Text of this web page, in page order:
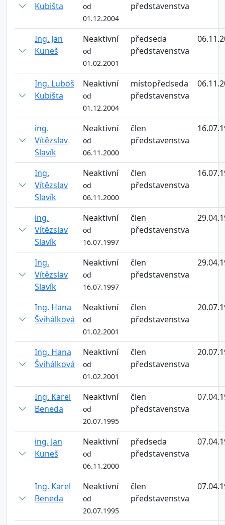
Kubišta
od
01.12.2004
představenstva
Ing. Jan
Kuneš
Neaktivní
od
01.02.2001
předseda
představenstva
Ing. Luboš
Kubišta
Neaktivní
od
01.12.2004
místopředseda
představenstva
ing.
Vítězslav
Slavík
Neaktivní
od
06.11.2000
člen
představenstva
Ing.
Vítězslav
Slavík
Neaktivní
od
06.11.2000
člen
představenstva
ing.
Vítězslav
Slavík
Neaktivní
od
16.07.1997
člen
představenstva
Ing.
Vítězslav
Slavík
Neaktivní
od
16.07.1997
člen
představenstva
Ing. Hana
Švihálková
Neaktivní
od
01.02.2001
člen
představenstva
Ing. Hana
Švihálková
Neaktivní
od
01.02.2001
člen
představenstva
Ing. Karel
Beneda
Neaktivní
od
20.07.1995
člen
představenstva
ing. Jan
Kuneš
Neaktivní
od
06.11.2000
předseda
představenstva
Ing. Karel
Beneda
Neaktivní
od
20.07.1995
člen
představenstva